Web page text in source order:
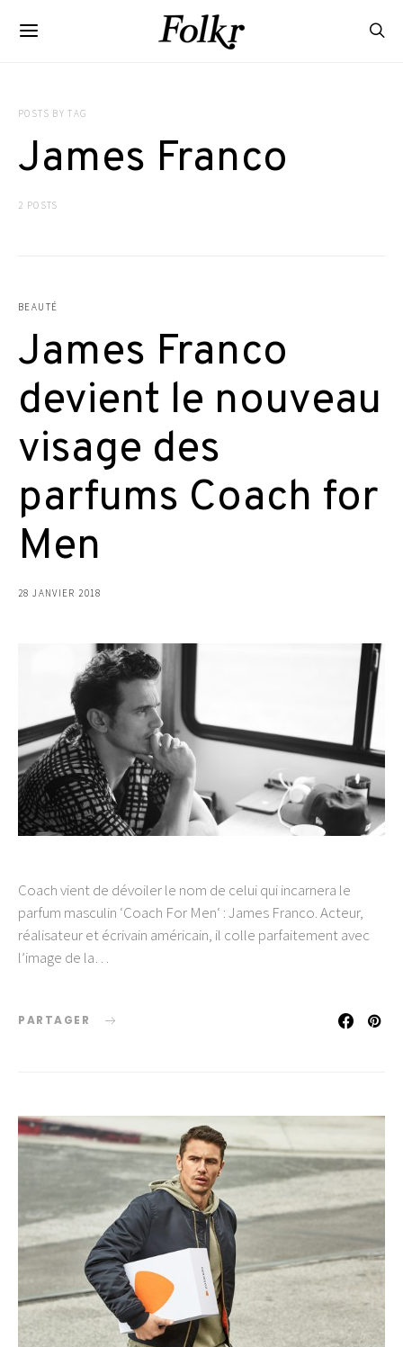
POSTS BY TAG
James Franco
2 POSTS
BEAUTÉ
James Franco
devient le nouveau
visage des
parfums Coach for
Men
28 JANVIER 2018
Coach vient de dévoiler le nom de celui qui incarnera le
parfum masculin ‘Coach For Men‘ : James Franco. Acteur,
réalisateur et écrivain américain, il colle parfaitement avec
l’image de la…
PARTAGER